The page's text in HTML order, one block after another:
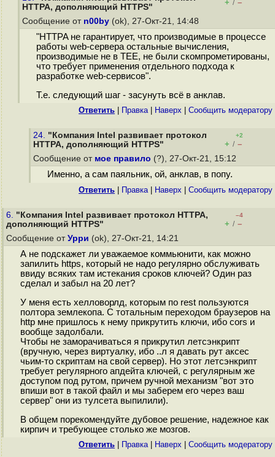
HTTPA, дополняющий HTTPS"
+ / –
Сообщение от n00by (ok), 27-Окт-21, 14:48
"HTTPA не гарантирует, что производимые в процессе
работы web-сервера остальные вычисления,
производимые не в TEE, не были скомпрометированы,
что требует применения отдельного подхода к
разработке web-сервисов".
Т.е. следующий шаг - засунуть всё в анклав.
Ответить Правка| Наверх Cообщить модератору
24. "Компания Intel развивает протокол
HTTPA, дополняющий HTTPS"
+2
+ / –
Сообщение от мое правило (?), 27-Окт-21, 15:12
Именно, а сам паяльник, ой, анклав, в попу.
Ответить Правка| Наверх Cообщить модератору
6. "Компания Intel развивает протокол HTTPA,
дополняющий HTTPS"
–4
+ / –
Сообщение от Урри (ok), 27-Окт-21, 14:21
А не подскажет ли уважаемое коммьюнити, как можно
запилить https, который не надо регулярно обслуживать
ввиду всяких там истекания сроков ключей? Один раз
сделал и забыл на 20 лет?
У меня есть хелловорлд, которым по rest пользуются
полтора землекопа. С тотальным переходом браузеров на
http мне пришлось к нему прикрутить ключи, ибо cors и
вообще задолбали.
Чтобы не заморачиваться я прикрутил летсэнкрипт
(вручную, через виртуалку, ибо ..л я давать рут аксес
чьим-то скриптам на свой сервер). Но этот летсэнкрипт
требует регулярного апдейта ключей, с регулярным же
доступом под рутом, причем ручной механизм "вот это
впиши вот в такой файл и мы заберем его через ваш
сервер" они из тулсета выпилили).
В общем порекомендуйте дубовое решение, надежное как
кирпич и требующее столько же мозгов.
Ответить Правка| Наверх Cообщить модератору